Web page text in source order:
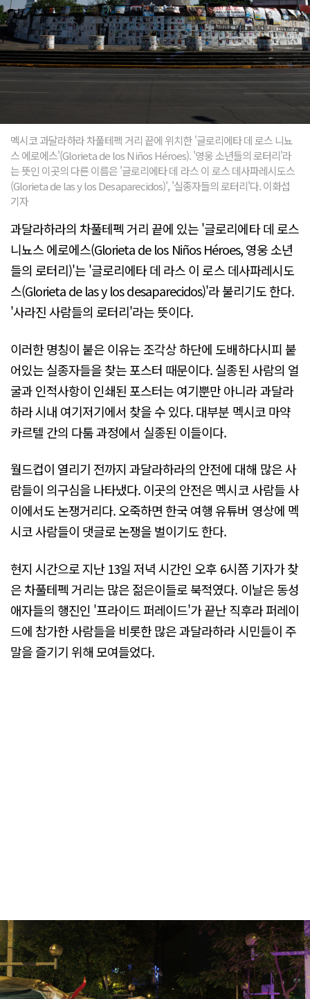
멕시코 과달라하라 차풀테펙 거리 끝에 위치한 '글로리에타 데 로스 니뇨
스 에로에스'(Glorieta de los Niños Héroes). '영웅 소년들의 로터리'라
는 뜻인 이곳의 다른 이름은 '글로리에타 데 라스 이 로스 데사파레시도스
(Glorieta de las y los Desaparecidos)', '실종자들의 로터리'다. 이화섭
기자
과달라하라의 차풀테펙 거리 끝에 있는 '글로리에타 데 로스
니뇨스 에로에스(Glorieta de los Niños Héroes, 영웅 소년
들의 로터리)'는 '글로리에타 데 라스 이 로스 데사파레시도
스(Glorieta de las y los desaparecidos)'라 불리기도 한다.
'사라진 사람들의 로터리'라는 뜻이다.
이러한 명칭이 붙은 이유는 조각상 하단에 도배하다시피 붙
어있는 실종자들을 찾는 포스터 때문이다. 실종된 사람의 얼
굴과 인적사항이 인쇄된 포스터는 여기뿐만 아니라 과달라
하라 시내 여기저기에서 찾을 수 있다. 대부분 멕시코 마약
카르텔 간의 다툼 과정에서 실종된 이들이다.
월드컵이 열리기 전까지 과달라하라의 안전에 대해 많은 사
람들이 의구심을 나타냈다. 이곳의 안전은 멕시코 사람들 사
이에서도 논쟁거리다. 오죽하면 한국 여행 유튜버 영상에 멕
시코 사람들이 댓글로 논쟁을 벌이기도 한다.
현지 시간으로 지난 13일 저녁 시간인 오후 6시쯤 기자가 찾
은 차풀테펙 거리는 많은 젊은이들로 북적였다. 이날은 동성
애자들의 행진인 '프라이드 퍼레이드'가 끝난 직후라 퍼레이
드에 참가한 사람들을 비롯한 많은 과달라하라 시민들이 주
말을 즐기기 위해 모여들었다.